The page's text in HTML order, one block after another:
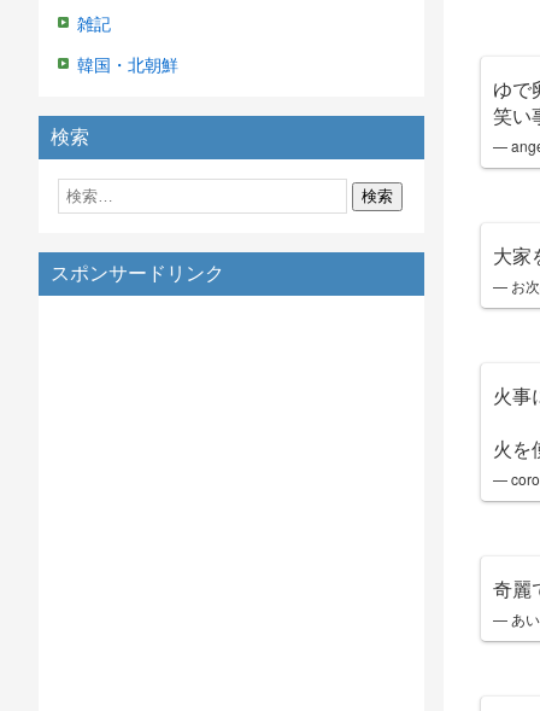
雑記
韓国・北朝鮮
検索
スポンサードリンク
ゆで
笑い
—
大家
— お
火事
火を
—
奇麗
— あい